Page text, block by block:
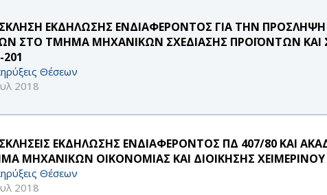
ΕΚΔΗΛΩΣΗΣ ΕΝΔΙΑΦΕΡΟΝΤΟΣ ΓΙΑ ΤΗΝ
ΣΤΟ ΤΜΗΜΑ ΜΗΧΑΝΙΚΩΝ ΣΧΕΔΙΑΣΗΣ ΠΡΟΪΟΝΤΩΝ ΚΑΙ
201
Θέσεων
2018
ΕΚΔΗΛΩΣΗΣ ΕΝΔΙΑΦΕΡΟΝΤΟΣ ΠΔ 407/80 ΚΑΙ
ΜΗΧΑΝΙΚΩΝ ΟΙΚΟΝΟΜΙΑΣ ΚΑΙ ΔΙΟΙΚΗΣΗΣ
Θέσεων
2018